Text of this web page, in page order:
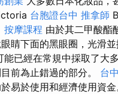
台胞證台中 推拿師
按摩課程 由於其二甲酸酯
睛下面的黑眼圈，光滑
能已經在常規中採取了大
前為止錯過的部分。 台
易於使用和經濟使用資金